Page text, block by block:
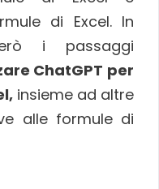
di Excel. In
i passaggi
ChatGPT per
insieme ad altre
alle formule di